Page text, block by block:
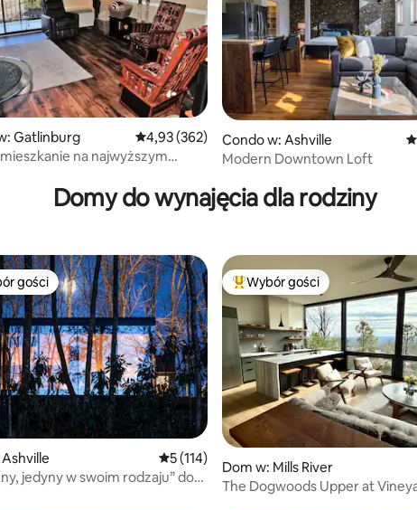
5, liczba recenzji: 127
Gatlinburg Średnia ocena: 4,93 na 5, liczba recenzji: 362
4,93 (362)
na najwyższym
Condo w: Ashville
Modern Downtown Loft
Domy do wynajęcia dla rodziny
liczba recenzji: 166
z kategorii Wybór gości
gości
Średnia ocena: 5 na 5, liczba recenzji: 114
5 (114)
jedyny w swoim rodzaju” dom
Najpopularniejsze z kategorii
Wybór gości
Dom w: Mills River
The Dogwoods Upper at